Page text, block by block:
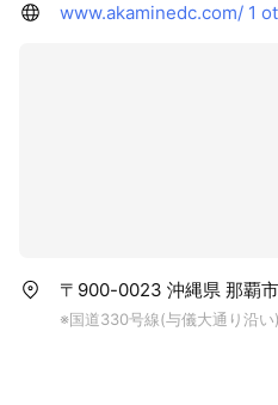
www.akaminedc.com/ 1
〒900-0023 沖縄県 那覇
※国道330号線(与儀大通り沿い